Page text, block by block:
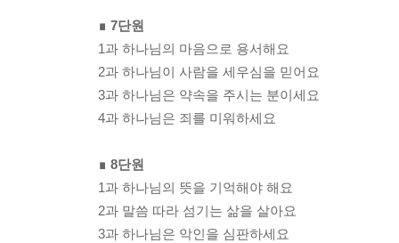
∎ 7단원
1과 하나님의 마음으로 용서해요
2과 하나님이 사람을 세우심을 믿어요
3과 하나님은 약속을 주시는 분이세요
4과 하나님은 죄를 미워하세요
∎ 8단원
1과 하나님의 뜻을 기억해야 해요
2과 말씀 따라 섬기는 삶을 살아요
3과 하나님은 악인을 심판하세요